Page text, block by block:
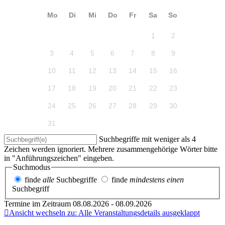
Mo Di Mi Do Fr Sa So
1 2
3 4 5 6 7 8 9
10 11 12 13 14 15 16
17 18 19 20 21 22 23
24 25 26 27 28 29 30
31
Suchbegriffe mit weniger als 4
Zeichen werden ignoriert. Mehrere zusammengehörige Wörter bitte
in "Anführungszeichen" eingeben.
Suchmodus
finde alle Suchbegriffe finde mindestens einen
Suchbegriff
Termine im Zeitraum 08.08.2026 - 08.09.2026
Ansicht wechseln zu: Alle Veranstaltungsdetails ausgeklappt